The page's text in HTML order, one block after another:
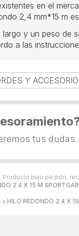
. Producto bajo pedido,
2.4 X 15 M
a HILO REDONDO 2.4 X
en el
2,4 mm*15 m
y un peso
a las
Y
tus dudas.